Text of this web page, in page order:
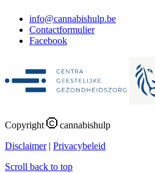
info@cannabishulp.be
Contactformulier
Facebook
Copyright
cannabishulp
Disclaimer| Privacybeleid
Scroll back to top